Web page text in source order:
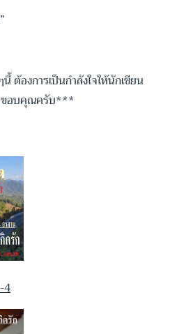
ต้องการเป็นกำลังใจให้นักเขียน
ขอบคุณครับ***
4